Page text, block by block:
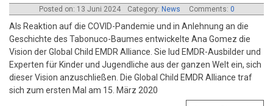
Posted on: 13 Juni 2024 Category: News Comments: 0
Als Reaktion auf die COVID-Pandemie und in Anlehnung an die
Geschichte des Tabonuco-Baumes entwickelte Ana Gomez die
Vision der Global Child EMDR Alliance. Sie lud EMDR-Ausbilder und
Experten für Kinder und Jugendliche aus der ganzen Welt ein, sich
dieser Vision anzuschließen. Die Global Child EMDR Alliance traf
sich zum ersten Mal am 15. März 2020